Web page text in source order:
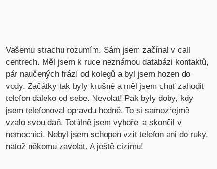
Vašemu strachu rozumím. Sám jsem začínal v call
centrech. Měl jsem k ruce neznámou databázi kontaktů,
pár naučených frází od kolegů a byl jsem hozen do
vody. Začátky tak byly krušné a měl jsem chuť zahodit
telefon daleko od sebe. Nevolat! Pak byly doby, kdy
jsem telefonoval opravdu hodně. To si samozřejmě
vzalo svou daň. Totálně jsem vyhořel a skončil v
nemocnici. Nebyl jsem schopen vzít telefon ani do ruky,
natož někomu zavolat. A ještě cizímu!